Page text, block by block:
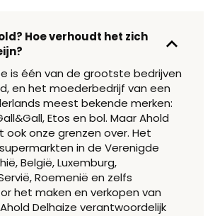
Hoe verhoudt het zich
is één van de grootste bedrijven
en het moederbedrijf van een
meest bekende merken:
Etos en bol. Maar Ahold
ook onze grenzen over. Het
in de Verenigde
België, Luxemburg,
Roemenië en zelfs
het maken en verkopen van
Delhaize verantwoordelijk